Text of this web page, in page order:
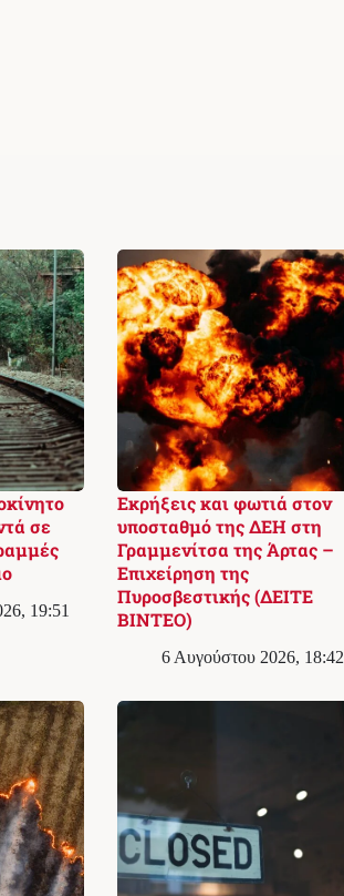
σε
19:51
Εκρήξεις και φωτιά στον
υποσταθμό της ΔΕΗ στη
Γραμμενίτσα της Άρτας –
Επιχείρηση της
Πυροσβεστικής (ΔΕΙΤΕ
ΒΙΝΤΕΟ)
6 Αυγούστου 2026, 18:42